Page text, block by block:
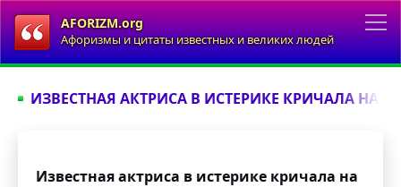
AFORIZM.org
Афоризмы и цитаты известных и великих людей
ИЗВЕСТНАЯ АКТРИСА В ИСТЕРИКЕ КРИЧАЛА НА
Известная актриса в истерике кричала на